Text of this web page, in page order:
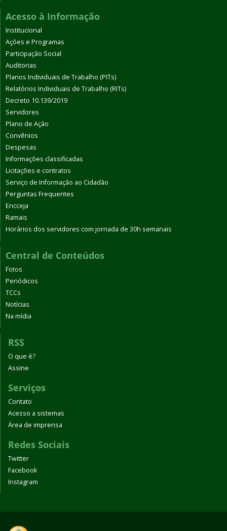
Acesso à Informação
Institucional
Ações e Programas
Participação Social
Auditorias
Planos Individuais de Trabalho (PITs)
Relatórios Individuais de Trabalho (RITs)
Decreto 10.139/2019
Servidores
Plano de Ação
Convênios
Despesas
Informações classificadas
Licitações e contratos
Serviço de Informação ao Cidadão
Perguntas Frequentes
Encceja
Ramais
Horários dos servidores com jornada de 30h semanais
Central de Conteúdos
Fotos
Periódicos
TCCs
Notícias
Na mídia
RSS
O que é?
Assine
Serviços
Contato
Acesso a sistemas
Área de imprensa
Redes Sociais
Twitter
Facebook
Instagram